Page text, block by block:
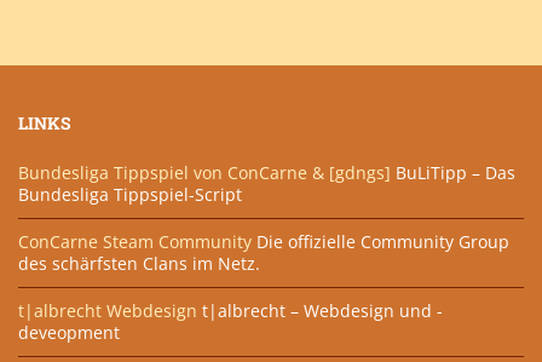
LINKS
Bundesliga Tippspiel von ConCarne & [gdngs] BuLiTipp – Das
Bundesliga Tippspiel-Script
ConCarne Steam Community Die offizielle Community Group
des schärfsten Clans im Netz.
t|albrecht Webdesign t|albrecht – Webdesign und -
deveopment